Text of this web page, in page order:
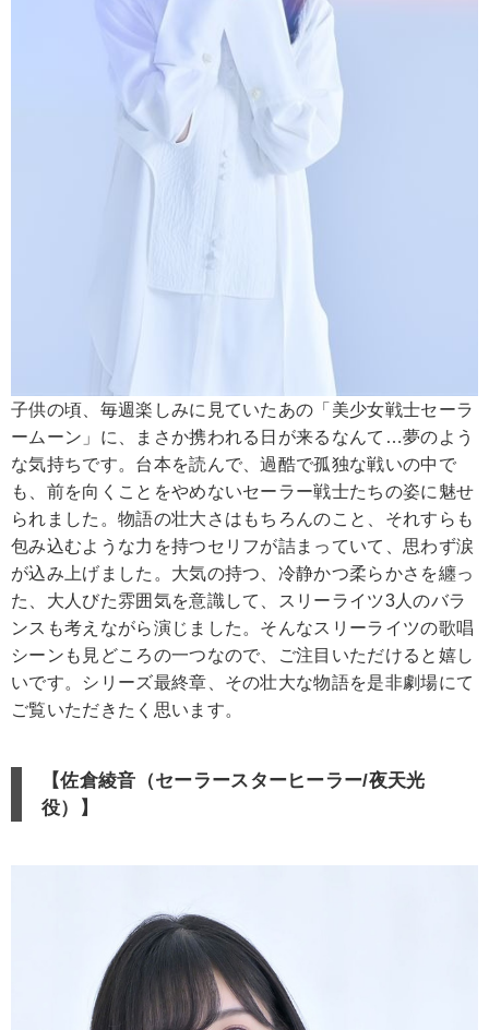
子供の頃、毎週楽しみに見ていたあの「美少女戦士セーラ
ームーン」に、まさか携われる日が来るなんて…夢のよう
な気持ちです。台本を読んで、過酷で孤独な戦いの中で
も、前を向くことをやめないセーラー戦士たちの姿に魅せ
られました。物語の壮大さはもちろんのこと、それすらも
包み込むような力を持つセリフが詰まっていて、思わず涙
が込み上げました。大気の持つ、冷静かつ柔らかさを纏っ
た、大人びた雰囲気を意識して、スリーライツ3人のバラ
ンスも考えながら演じました。そんなスリーライツの歌唱
シーンも見どころの一つなので、ご注目いただけると嬉し
いです。シリーズ最終章、その壮大な物語を是非劇場にて
ご覧いただきたく思います。
【佐倉綾音（セーラースターヒーラー/夜天光
役）】